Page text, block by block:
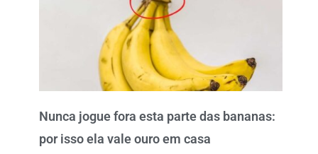
Nunca jogue fora esta parte das bananas:
por isso ela vale ouro em casa